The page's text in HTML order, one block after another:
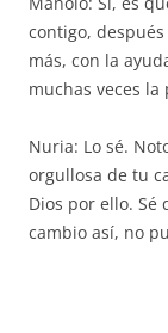
contigo,
más, con la
muchas veces
Nuria: Lo sé.
orgullosa de tu
Dios por ello. Sé
cambio así, no